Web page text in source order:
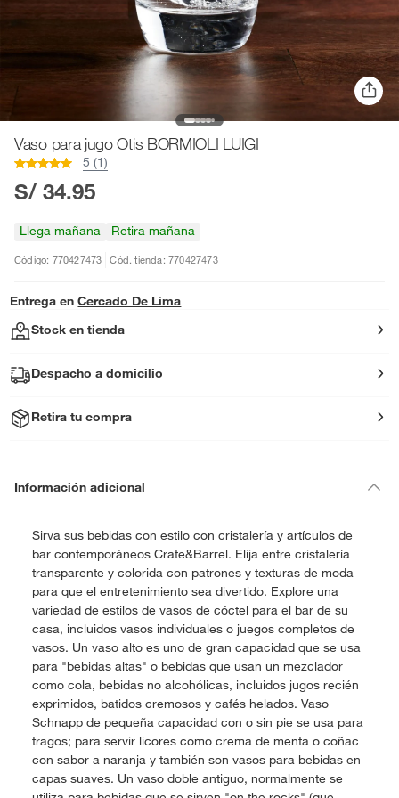
Vaso para jugo Otis BORMIOLI LUIGI
5 (1)
S/ 34.95
Llega mañana Retira mañana
Código: 770427473 Cód. tienda: 770427473
Entrega en Cercado De Lima
Stock en tienda
Despacho a domicilio
Retira tu compra
Información adicional
Sirva sus bebidas con estilo con cristalería y artículos de
bar contemporáneos Crate&Barrel. Elija entre cristalería
transparente y colorida con patrones y texturas de moda
para que el entretenimiento sea divertido. Explore una
variedad de estilos de vasos de cóctel para el bar de su
casa, incluidos vasos individuales o juegos completos de
vasos. Un vaso alto es uno de gran capacidad que se usa
para "bebidas altas" o bebidas que usan un mezclador
como cola, bebidas no alcohólicas, incluidos jugos recién
exprimidos, batidos cremosos y cafés helados. Vaso
Schnapp de pequeña capacidad con o sin pie se usa para
tragos; para servir licores como crema de menta o coñac
con sabor a naranja y también son vasos para bebidas en
capas suaves. Un vaso doble antiguo, normalmente se